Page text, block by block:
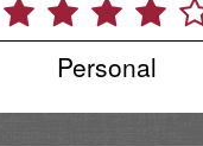
Personal